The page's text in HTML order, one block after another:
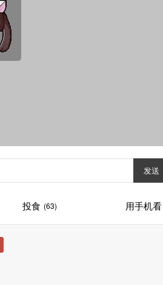
发送
投食 (63) 用手机看